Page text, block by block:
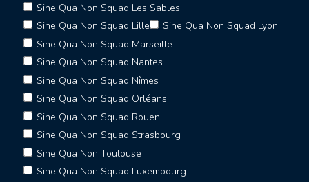
Sine Qua Non Squad Les Sables
Sine Qua Non Squad Lille
Sine Qua Non Squad Lyon
Sine Qua Non Squad Marseille
Sine Qua Non Squad Nantes
Sine Qua Non Squad Nîmes
Sine Qua Non Squad Orléans
Sine Qua Non Squad Rouen
Sine Qua Non Squad Strasbourg
Sine Qua Non Toulouse
Sine Qua Non Squad Luxembourg